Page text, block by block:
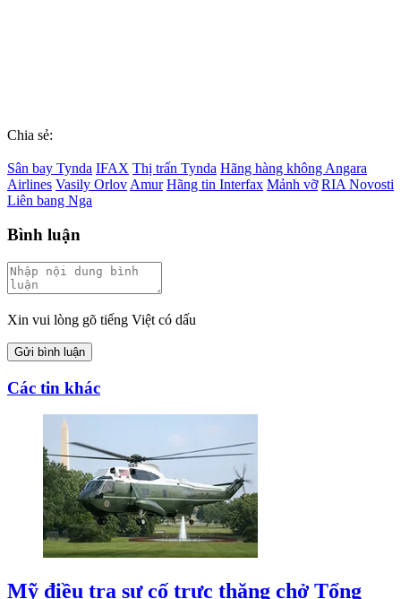
Chia sẻ:
Sân bay Tynda IFAX Thị trấn Tynda Hãng hàng không Angara
Airlines Vasily Orlov Amur Hãng tin Interfax Mảnh vỡ RIA Novosti
Liên bang Nga
Bình luận
Xin vui lòng gõ tiếng Việt có dấu
Gửi bình luận
Các tin khác
Mỹ điều tra sự cố trực thăng chở Tổng